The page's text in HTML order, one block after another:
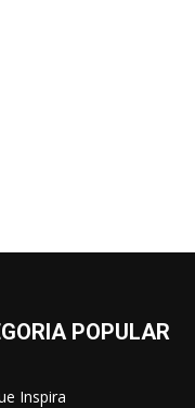
POPULAR
Inspira